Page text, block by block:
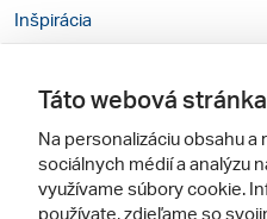
Inšpirácia
Cestovné kancelárie
Zájezdy.cz
Táto webová
Na personalizáciu obsahu
sociálnych médií a analýzu
využívame súbory cookie.
používate, zdieľame so